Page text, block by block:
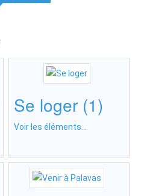
Se loger (1)
Voir les éléments...